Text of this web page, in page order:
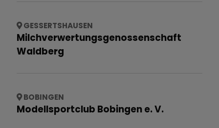
GESSERTSHAUSEN
Milchverwertungsgenossenschaft
Waldberg
BOBINGEN
Modellsportclub Bobingen e. V.